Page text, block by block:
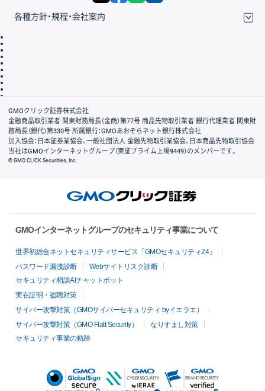
各種方針・規程・会社案内
会社案内
GMOクリック証券株式会社
金融商品取引業者 関東財務局長（金商）第77号 商品先物取引業者 銀行代理業者 関東財
務局長（銀代）第330号 所属銀行：GMOあおぞらネット銀行株式会社
加入協会：日本証券業協会、一般社団法人 金融先物取引業協会、日本商品先物取引協会
当社はGMOインターネットグループ（東証プライム上場9449）のメンバーです。
© GMO CLICK Securities, Inc.
GMOインターネットグループのセキュリティ事業について
世界初総合ネットセキュリティサービス「GMOセキュリティ24」
パスワード漏洩診断
Webサイトリスク診断
セキュリティ相談AIチャットボット
実在証明・盗聴対策
サイバー攻撃対策（GMOサイバーセキュリティ byイエラエ）
サイバー攻撃対策（GMO Flatt Security）
なりすまし対策
セキュリティ事業の軌跡